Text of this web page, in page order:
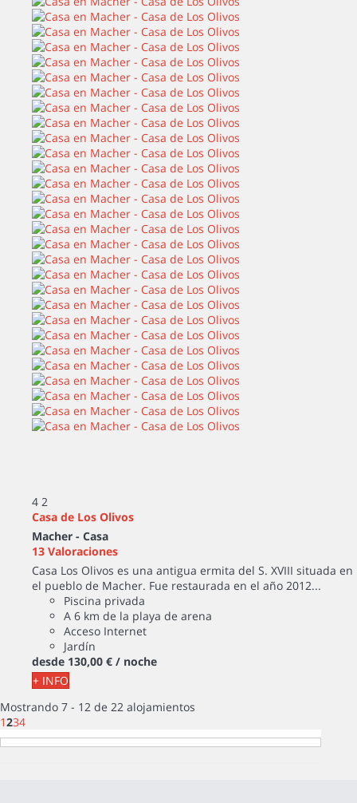
4 2
Casa de Los Olivos
Macher - Casa
13 Valoraciones
Casa Los Olivos es una antigua ermita del S. XVIII situada en
el pueblo de Macher. Fue restaurada en el año 2012...
Piscina privada
A 6 km de la playa de arena
Acceso Internet
Jardín
desde 130,00 € / noche
+ INFO
Mostrando 7 - 12 de 22 alojamientos
1234